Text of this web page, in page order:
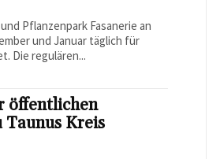
Pflanzenpark Fasanerie an
und Januar täglich für
Die regulären...
öffentlichen
Taunus Kreis